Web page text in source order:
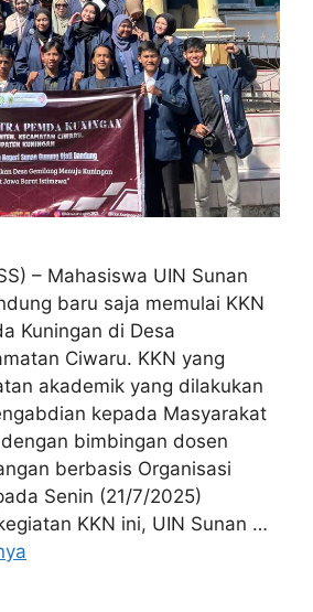
– Mahasiswa UIN Sunan
baru saja memulai KKN
Kuningan di Desa
Ciwaru. KKN yang
akademik yang dilakukan
kepada Masyarakat
bimbingan dosen
berbasis Organisasi
Senin (21/7/2025)
KKN ini, UIN Sunan …